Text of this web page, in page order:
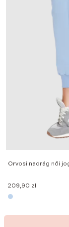
Orvosi nadrág női
209,90 zł